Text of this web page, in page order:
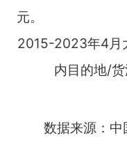
元。
2015-2023年4月
内目的地/
数据来源：